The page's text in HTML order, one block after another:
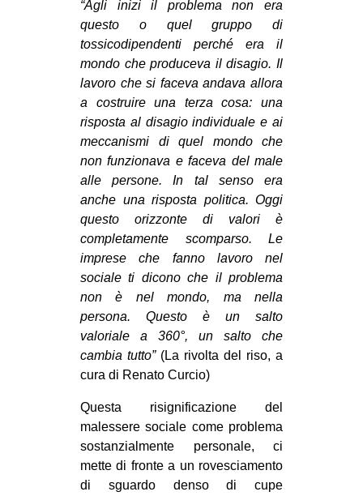
“Agli inizi il problema non era
questo o quel gruppo di
tossicodipendenti perché era il
mondo che produceva il disagio. Il
lavoro che si faceva andava allora
a costruire una terza cosa: una
risposta al disagio individuale e ai
meccanismi di quel mondo che
non funzionava e faceva del male
alle persone. In tal senso era
anche una risposta politica. Oggi
questo orizzonte di valori è
completamente scomparso. Le
imprese che fanno lavoro nel
sociale ti dicono che il problema
non è nel mondo, ma nella
persona. Questo è un salto
valoriale a 360°, un salto che
cambia tutto”(La rivolta del riso, a
cura di Renato Curcio)
Questa risignificazione del
malessere sociale come problema
sostanzialmente personale, ci
mette di fronte a un rovesciamento
di sguardo denso di cupe